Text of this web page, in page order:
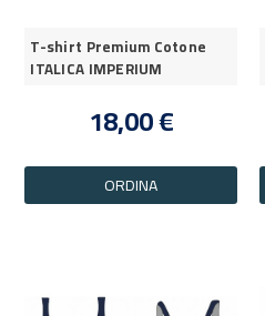
T-shirt Premium Cotone
ITALICA IMPERIUM
18,00 €
ORDINA